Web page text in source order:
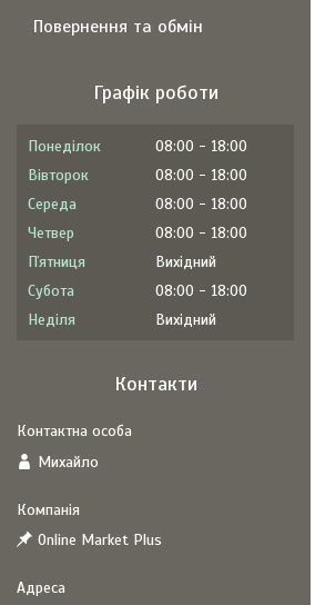
Повернення та обмін
Графік роботи
Понеділок 08:00
18:00
Вівторок
08:00
18:00
Середа
08:00
18:00
Четвер
08:00
18:00
Пʼятниця
Вихідний
Субота
08:00
18:00
Неділя
Вихідний
Контакти
Михайло
Online Market Plus